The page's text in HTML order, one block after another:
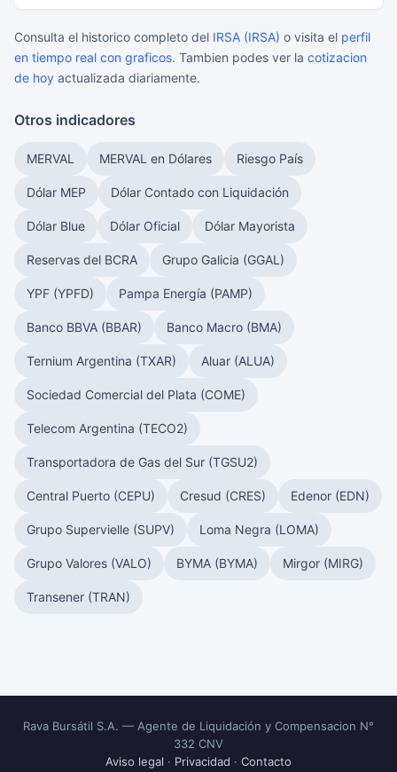
Consulta el historico completo del IRSA (IRSA) o visita el perfil
en tiempo real con graficos. Tambien podes ver la cotizacion
de hoy actualizada diariamente.
Otros indicadores
MERVAL MERVAL en Dólares Riesgo País
Dólar MEP Dólar Contado con Liquidación
Dólar Blue Dólar Oficial Dólar Mayorista
Reservas del BCRA Grupo Galicia (GGAL)
YPF (YPFD) Pampa Energía (PAMP)
Banco BBVA (BBAR) Banco Macro (BMA)
Ternium Argentina (TXAR) Aluar (ALUA)
Sociedad Comercial del Plata (COME)
Telecom Argentina (TECO2)
Transportadora de Gas del Sur (TGSU2)
Central Puerto (CEPU) Cresud (CRES) Edenor (EDN)
Grupo Supervielle (SUPV) Loma Negra (LOMA)
Grupo Valores (VALO) BYMA (BYMA) Mirgor (MIRG)
Transener (TRAN)
Rava Bursátil S.A. — Agente de Liquidación y Compensacion N°
332 CNV
Aviso legal · Privacidad · Contacto